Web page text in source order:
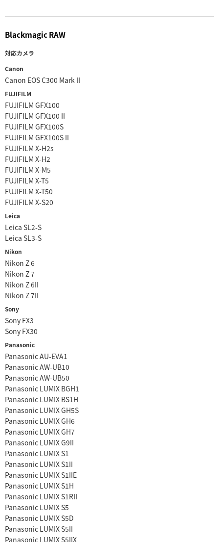
Blackmagic RAW
対応カメラ
Canon
Canon EOS C300 Mark II
FUJIFILM
FUJIFILM GFX100
FUJIFILM GFX100 II
FUJIFILM GFX100S
FUJIFILM GFX100S II
FUJIFILM X-H2s
FUJIFILM X-H2
FUJIFILM X-M5
FUJIFILM X-T5
FUJIFILM X-T50
FUJIFILM X-S20
Leica
Leica SL2-S
Leica SL3-S
Nikon
Nikon Z 6
Nikon Z 7
Nikon Z 6II
Nikon Z 7II
Sony
Sony FX3
Sony FX30
Panasonic
Panasonic AU-EVA1
Panasonic AW-UB10
Panasonic AW-UB50
Panasonic LUMIX BGH1
Panasonic LUMIX BS1H
Panasonic LUMIX GH5S
Panasonic LUMIX GH6
Panasonic LUMIX GH7
Panasonic LUMIX G9II
Panasonic LUMIX S1
Panasonic LUMIX S1II
Panasonic LUMIX S1IIE
Panasonic LUMIX S1H
Panasonic LUMIX S1RII
Panasonic LUMIX S5
Panasonic LUMIX S5D
Panasonic LUMIX S5II
Panasonic LUMIX S5IIX